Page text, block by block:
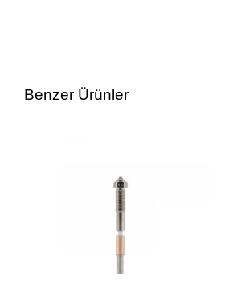
Benzer Ürünler